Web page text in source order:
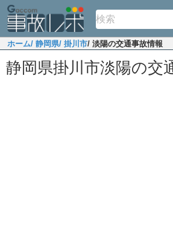
ホーム/ 静岡県/ 掛川市/ 淡陽の交通事故情報
静岡県掛川市淡陽の交